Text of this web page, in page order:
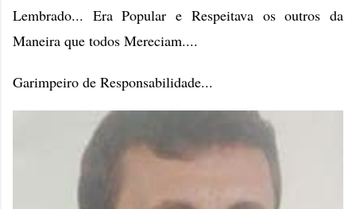
Lembrado... Era Popular e Respeitava os outros da
Maneira que todos Mereciam....
Garimpeiro de Responsabilidade...